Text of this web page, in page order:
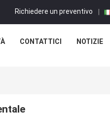
Richiedere un preventivo |
CONTATTICI NOTIZIE